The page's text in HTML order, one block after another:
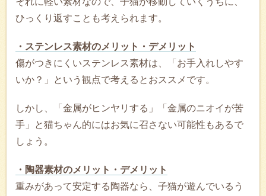
ひっくり返すことも考えられます。
・ステンレス素材のメリット・デメリット
傷がつきにくいステンレス素材は、「お手入れしやす
いか？」という観点で考えるとおススメです。
しかし、「金属がヒンヤリする」「金属のニオイが苦
手」と猫ちゃん的にはお気に召さない可能性もあるで
しょう。
・陶器素材のメリット・デメリット
重みがあって安定する陶器なら、子猫が遊んでいるう